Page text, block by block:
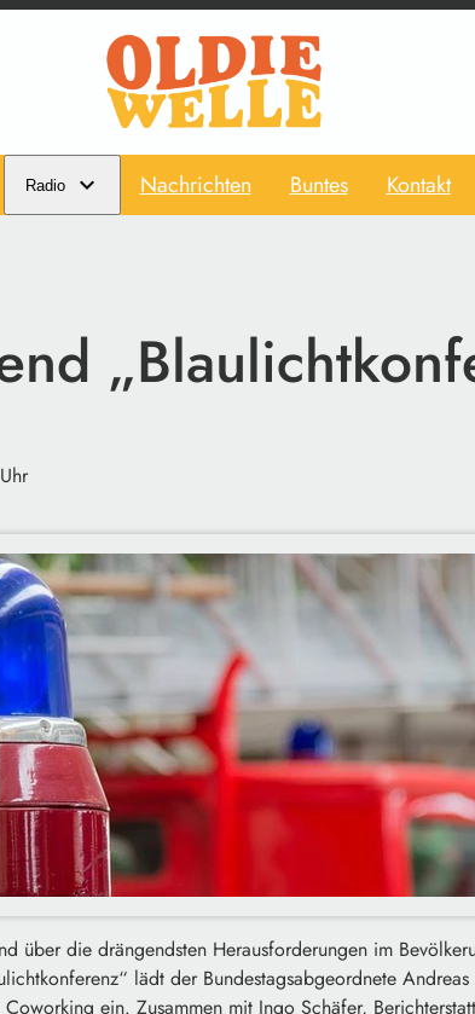
Radio Nachrichten Buntes Kontakt
über die drängendsten Herausforderungen im
lädt der Bundestagsabgeordnete
ein. Zusammen mit Ingo Schäfer,